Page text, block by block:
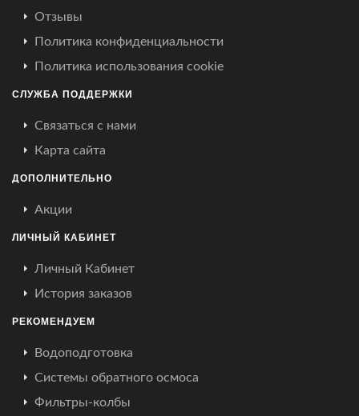
Отзывы
Политика конфиденциальности
Политика использования cookie
СЛУЖБА ПОДДЕРЖКИ
Связаться с нами
Карта сайта
ДОПОЛНИТЕЛЬНО
Акции
ЛИЧНЫЙ КАБИНЕТ
Личный Кабинет
История заказов
РЕКОМЕНДУЕМ
Водоподготовка
Системы обратного осмоса
Фильтры-колбы